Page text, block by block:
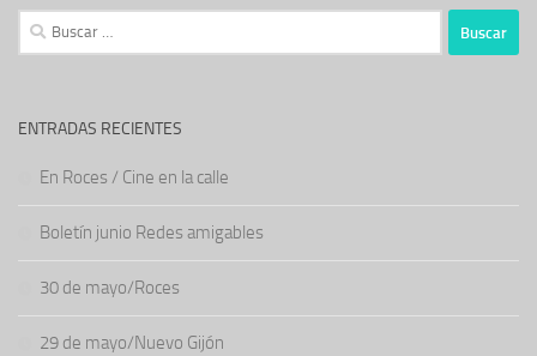
Buscar:
ENTRADAS RECIENTES
En Roces / Cine en la calle
Boletín junio Redes amigables
30 de mayo/Roces
29 de mayo/Nuevo Gijón